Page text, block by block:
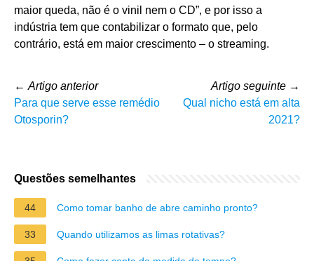
maior queda, não é o vinil nem o CD”, e por isso a
indústria tem que contabilizar o formato que, pelo
contrário, está em maior crescimento – o streaming.
← Artigo anterior
Para que serve esse remédio
Otosporin?
Artigo seguinte →
Qual nicho está em alta
2021?
Questões semelhantes
44 Como tomar banho de abre caminho pronto?
33 Quando utilizamos as limas rotativas?